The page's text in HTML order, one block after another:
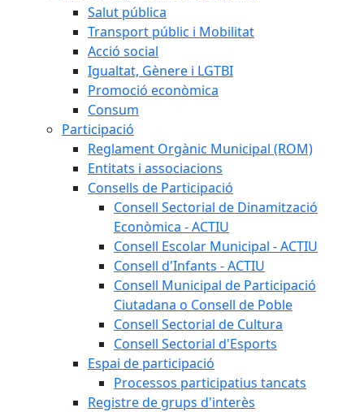
Salut pública
Transport públic i Mobilitat
Acció social
Igualtat, Gènere i LGTBI
Promoció econòmica
Consum
Participació
Reglament Orgànic Municipal (ROM)
Entitats i associacions
Consells de Participació
Consell Sectorial de Dinamització
Econòmica - ACTIU
Consell Escolar Municipal - ACTIU
Consell d'Infants - ACTIU
Consell Municipal de Participació
Ciutadana o Consell de Poble
Consell Sectorial de Cultura
Consell Sectorial d'Esports
Espai de participació
Processos participatius tancats
Registre de grups d'interès